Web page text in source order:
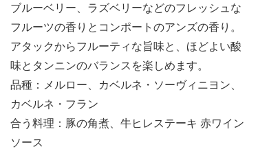
ブルーベリー、ラズベリーなどのフレッシュな
フルーツの香りとコンポートのアンズの香り。
アタックからフルーティな旨味と、ほどよい酸
味とタンニンのバランスを楽しめます。
品種：メルロー、カベルネ・ソーヴィニヨン、
カベルネ・フラン
合う料理：豚の角煮、牛ヒレステーキ 赤ワイン
ソース